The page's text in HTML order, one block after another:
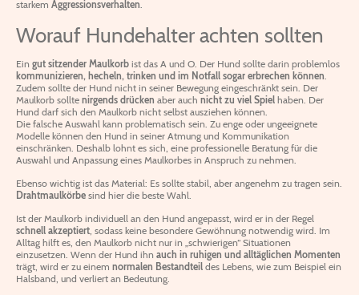
starkem Aggressionsverhalten.
Worauf Hundehalter achten sollten
Ein gut sitzender Maulkorb ist das A und O. Der Hund sollte darin problemlos
kommunizieren, hecheln, trinken und im Notfall sogar erbrechen können.
Zudem sollte der Hund nicht in seiner Bewegung eingeschränkt sein. Der
Maulkorb sollte nirgends drücken aber auch nicht zu viel Spiel haben. Der
Hund darf sich den Maulkorb nicht selbst ausziehen können.
Die falsche Auswahl kann problematisch sein. Zu enge oder ungeeignete
Modelle können den Hund in seiner Atmung und Kommunikation
einschränken. Deshalb lohnt es sich, eine professionelle Beratung für die
Auswahl und Anpassung eines Maulkorbes in Anspruch zu nehmen.
Ebenso wichtig ist das Material: Es sollte stabil, aber angenehm zu tragen sein.
Drahtmaulkörbe sind hier die beste Wahl.
Ist der Maulkorb individuell an den Hund angepasst, wird er in der Regel
schnell akzeptiert, sodass keine besondere Gewöhnung notwendig wird. Im
Alltag hilft es, den Maulkorb nicht nur in „schwierigen“ Situationen
einzusetzen. Wenn der Hund ihn auch in ruhigen und alltäglichen Momenten
trägt, wird er zu einem normalen Bestandteil des Lebens, wie zum Beispiel ein
Halsband, und verliert an Bedeutung.